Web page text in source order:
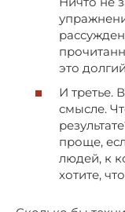
это
И третье.
смысле.
проще,
людей, к
хотите,